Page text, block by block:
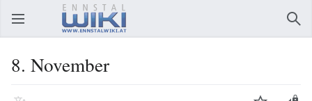
Hauptmenü öffnen
8. November